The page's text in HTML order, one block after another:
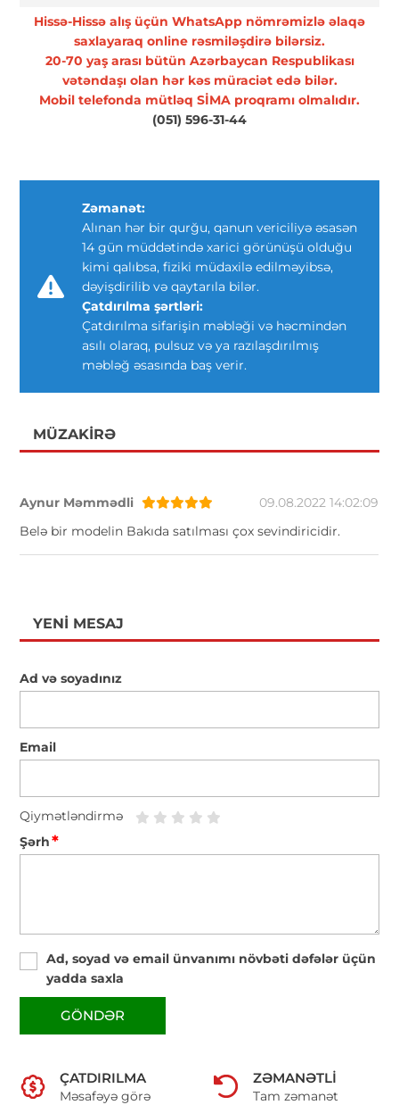
Hissə-Hissə alış üçün WhatsApp nömrəmizlə əlaqə
saxlayaraq online rəsmiləşdirə bilərsiz.
20-70 yaş arası bütün Azərbaycan Respublikası
vətəndaşı olan hər kəs müraciət edə bilər.
Mobil telefonda mütləq SİMA proqramı olmalıdır.
(051) 596-31-44
Zəmanət:
Alınan hər bir qurğu, qanun vericiliyə əsasən
14 gün müddətində xarici görünüşü olduğu
kimi qalıbsa, fiziki müdaxilə edilməyibsə,
dəyişdirilib və qaytarıla bilər.
Çatdırılma şərtləri:
Çatdırılma sifarişin məbləği və həcmindən
asılı olaraq, pulsuz və ya razılaşdırılmış
məbləğ əsasında baş verir.
MÜZAKIRƏ
Aynur Məmmədli
09.08.2022 14:02:09
Belə bir modelin Bakıda satılması çox sevindiricidir.
YENI MESAJ
Ad və soyadınız
Email
Qiymətləndirmə
Şərh*
Ad, soyad və email ünvanımı növbəti dəfələr üçün
yadda saxla
GÖNDƏR
ÇATDIRILMA
Məsafəyə görə
ZƏMANƏTLI
Tam zəmanət